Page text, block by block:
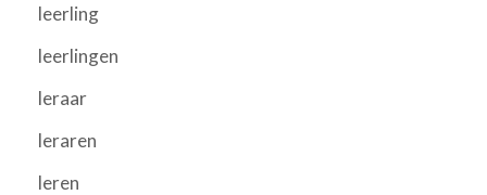
leerling
leerlingen
leraar
leraren
leren